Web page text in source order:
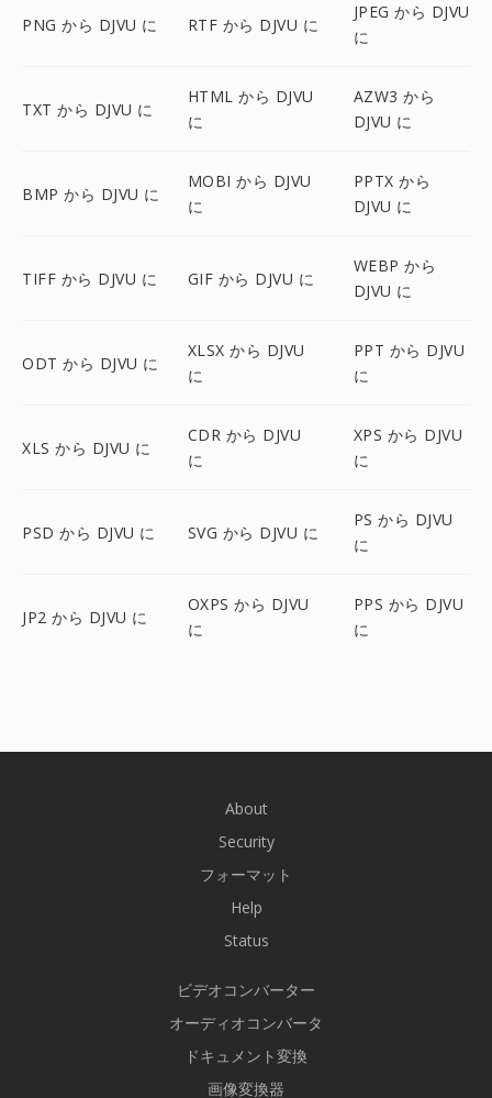
PNG から DJVU に RTF から DJVU に
JPEG から DJVU
に
TXT から DJVU に
HTML から DJVU
に
AZW3 から
DJVU に
BMP から DJVU に
MOBI から DJVU
に
PPTX から
DJVU に
TIFF から DJVU に GIF から DJVU に
WEBP から
DJVU に
ODT から DJVU に
XLSX から DJVU
に
PPT から DJVU
に
XLS から DJVU に
CDR から DJVU
に
XPS から DJVU
に
PSD から DJVU に SVG から DJVU に
PS から DJVU
に
JP2 から DJVU に
OXPS から DJVU
に
PPS から DJVU
に
About
Security
フォーマット
Help
Status
ビデオコンバーター
オーディオコンバータ
ドキュメント変換
画像変換器